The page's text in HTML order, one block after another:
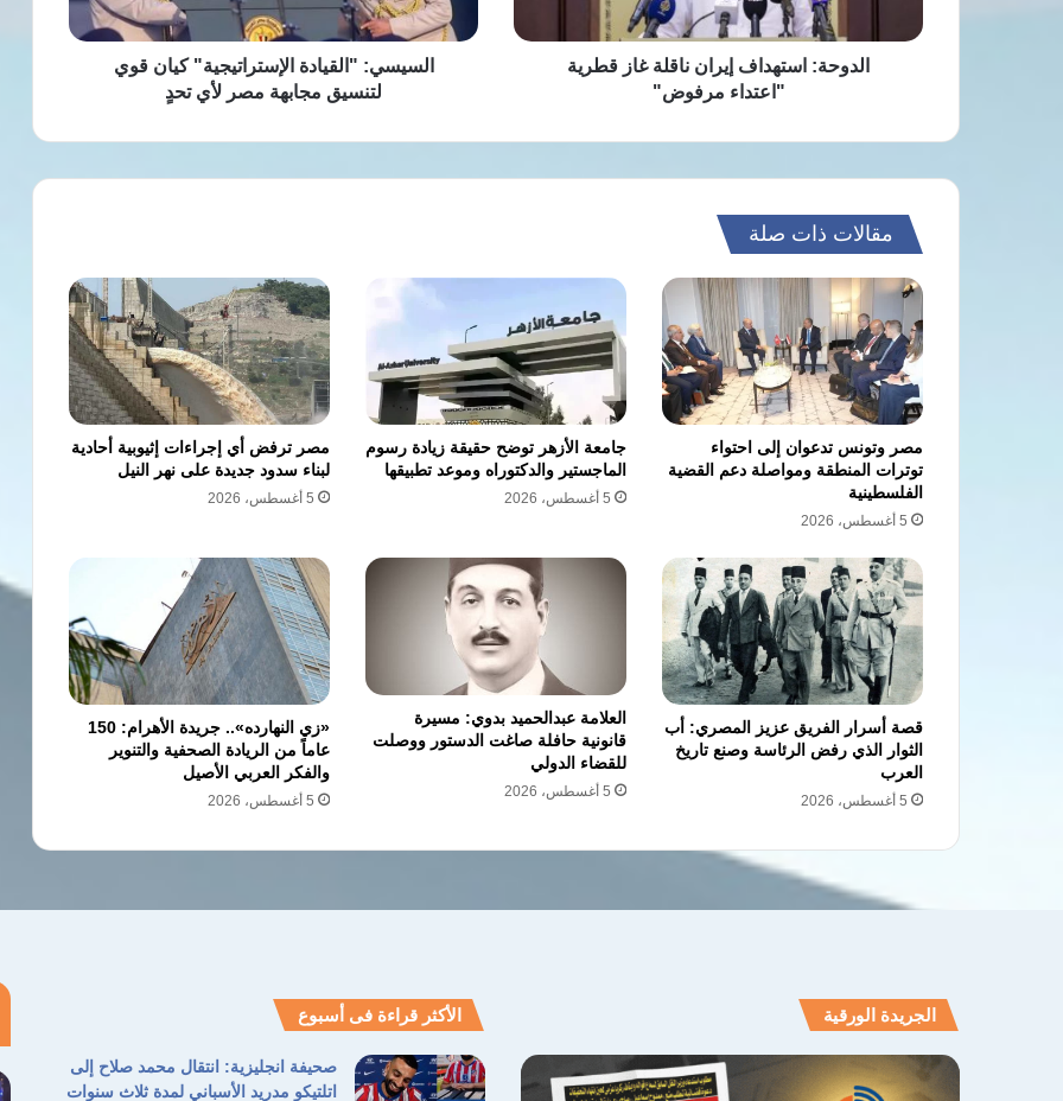
الدوحة: استهداف إيران ناقلة غاز قطرية
"اعتداء مرفوض"
مصر
لأي
السيسي: "القيادة الإستراتيجية" كيان قوي
لتنسيق مجابهة مصر لأي تحدٍ
مقالات ذات صلة
مصر وتونس تدعوان إلى احتواء
توترات المنطقة ومواصلة دعم القضية
الفلسطينية
5 أغسطس، 2026
جامعة الأزهر توضح حقيقة زيادة رسوم
الماجستير والدكتوراه وموعد تطبيقها
5 أغسطس، 2026
مصر ترفض أي إجراءات إثيوبية أحادية
لبناء سدود جديدة على نهر النيل
5 أغسطس، 2026
قصة أسرار الفريق عزيز المصري: أب
الثوار الذي رفض الرئاسة وصنع تاريخ
العرب
5 أغسطس، 2026
العلامة عبدالحميد بدوي: مسيرة
قانونية حافلة صاغت الدستور ووصلت
للقضاء الدولي
5 أغسطس، 2026
«زي النهارده».. جريدة الأهرام: 150
عاماً من الريادة الصحفية والتنوير
والفكر العربي الأصيل
5 أغسطس، 2026
الجريدة الورقية الأكثر قراءة فى أسبوع
صحيفة انجليزية: انتقال محمد صلاح إلى
اتلتيكو مدريد الأسباني لمدة ثلاث سنوات